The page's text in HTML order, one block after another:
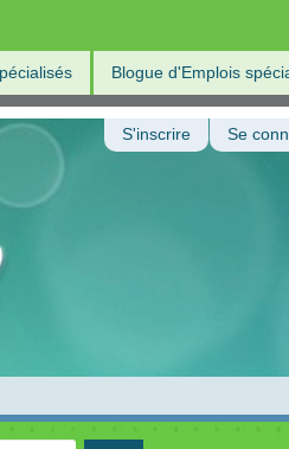
Blogue d'Emplois
S'inscrire Se